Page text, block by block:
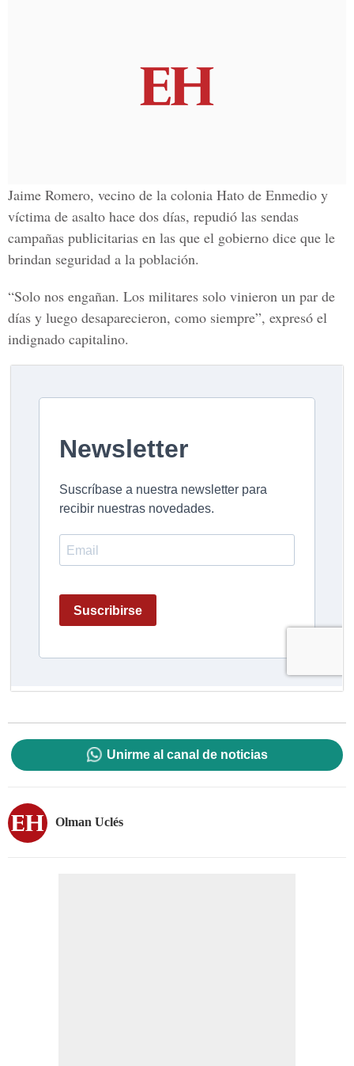
Jaime Romero, vecino de la colonia Hato de Enmedio y
víctima de asalto hace dos días, repudió las sendas
campañas publicitarias en las que el gobierno dice que le
brindan seguridad a la población.
“Solo nos engañan. Los militares solo vinieron un par de
días y luego desaparecieron, como siempre”, expresó el
indignado capitalino.
Unirme al canal de noticias
Olman Uclés